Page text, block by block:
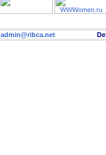
admin@ribca.net